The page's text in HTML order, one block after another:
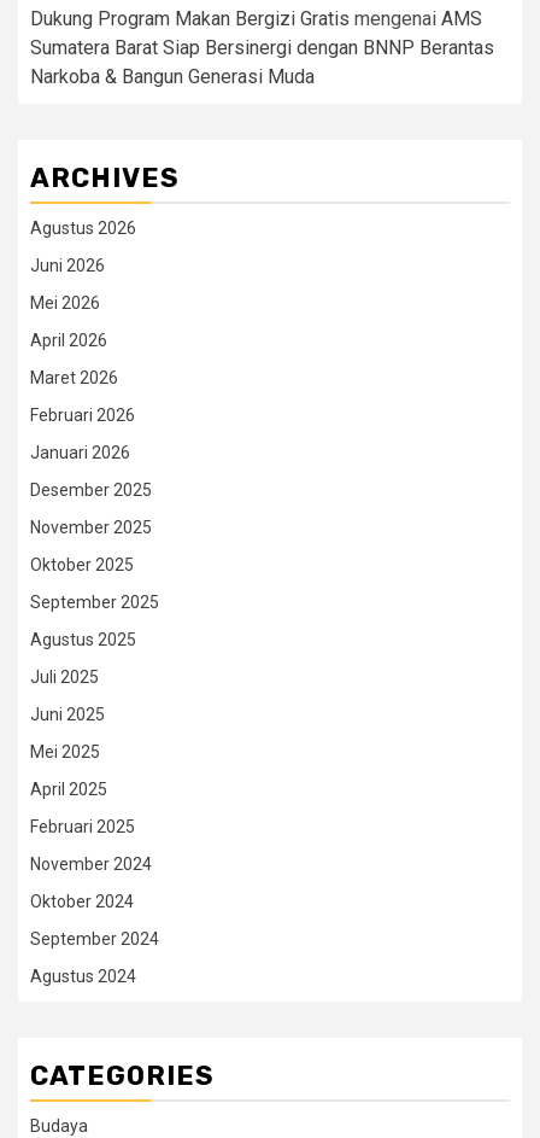
Dukung Program Makan Bergizi Gratis mengenai AMS
Sumatera Barat Siap Bersinergi dengan BNNP Berantas
Narkoba & Bangun Generasi Muda
ARCHIVES
Agustus 2026
Juni 2026
Mei 2026
April 2026
Maret 2026
Februari 2026
Januari 2026
Desember 2025
November 2025
Oktober 2025
September 2025
Agustus 2025
Juli 2025
Juni 2025
Mei 2025
April 2025
Februari 2025
November 2024
Oktober 2024
September 2024
Agustus 2024
CATEGORIES
Budaya